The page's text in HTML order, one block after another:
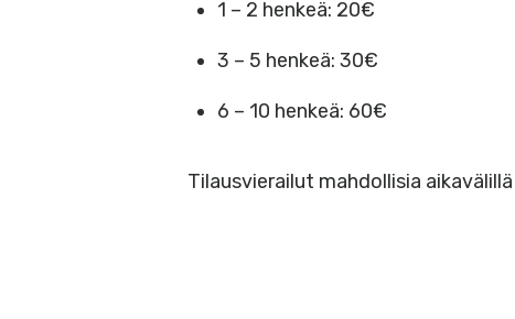
1 – 2 henkeä: 20€
3 – 5 henkeä: 30€
6 – 10 henkeä: 60€
Tilausvierailut mahdollisia